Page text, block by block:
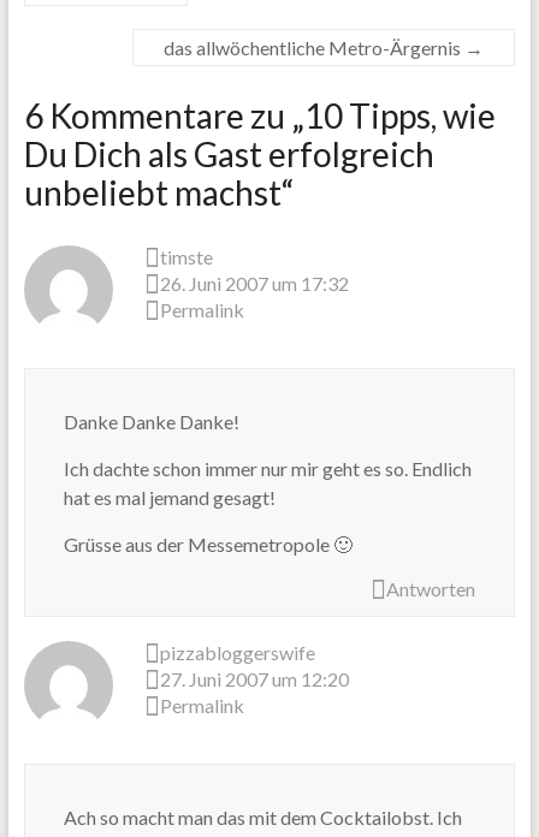
das allwöchentliche Metro-Ärgernis →
6 Kommentare zu „10 Tipps, wie
Du Dich als Gast erfolgreich
unbeliebt machst“
timste
26. Juni 2007 um 17:32
Permalink
Danke Danke Danke!
Ich dachte schon immer nur mir geht es so. Endlich
hat es mal jemand gesagt!
Grüsse aus der Messemetropole 🙂
Antworten
pizzabloggerswife
27. Juni 2007 um 12:20
Permalink
Ach so macht man das mit dem Cocktailobst. Ich